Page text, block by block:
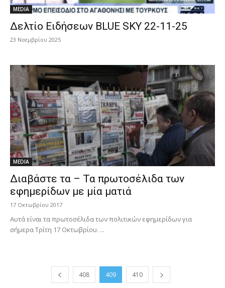
MEDIA
Δελτίο Ειδήσεων BLUE SKY 22-11-25
23 Νοεμβρίου 2025
MEDIA
Διαβάστε τα – Τα πρωτοσέλιδα των
εφημερίδων με μία ματιά
17 Οκτωβρίου 2017
Αυτά είναι τα πρωτοσέλιδα των πολιτικών εφημερίδων για
σήμερα Τρίτη 17 Οκτωβρίου. ...
408 409 410